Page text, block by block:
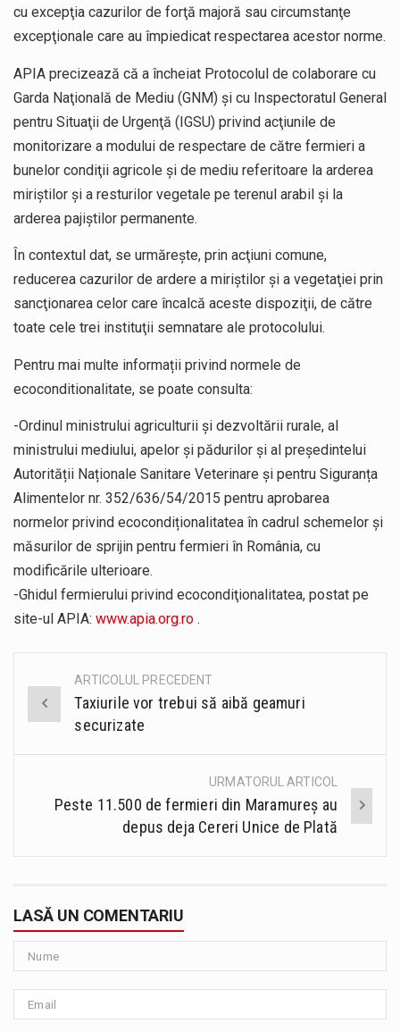
cu excepţia cazurilor de forţă majoră sau circumstanţe
excepţionale care au împiedicat respectarea acestor norme.
APIA precizează că a încheiat Protocolul de colaborare cu
Garda Naţională de Mediu (GNM) şi cu Inspectoratul General
pentru Situaţii de Urgenţă (IGSU) privind acţiunile de
monitorizare a modului de respectare de către fermieri a
bunelor condiţii agricole şi de mediu referitoare la arderea
miriştilor şi a resturilor vegetale pe terenul arabil şi la
arderea pajiştilor permanente.
În contextul dat, se urmăreşte, prin acţiuni comune,
reducerea cazurilor de ardere a miriştilor şi a vegetaţiei prin
sancţionarea celor care încalcă aceste dispoziţii, de către
toate cele trei instituţii semnatare ale protocolului.
Pentru mai multe informații privind normele de
ecoconditionalitate, se poate consulta:
-Ordinul ministrului agriculturii și dezvoltării rurale, al
ministrului mediului, apelor și pădurilor și al președintelui
Autorității Naționale Sanitare Veterinare și pentru Siguranța
Alimentelor nr. 352/636/54/2015 pentru aprobarea
normelor privind ecocondiționalitatea în cadrul schemelor și
măsurilor de sprijin pentru fermieri în România, cu
modificările ulterioare.
-Ghidul fermierului privind ecocondiţionalitatea, postat pe
site-ul APIA: www.apia.org.ro .
Post
navigation
ARTICOLUL PRECEDENT
Taxiurile vor trebui să aibă geamuri
securizate
URMATORUL ARTICOL
Peste 11.500 de fermieri din Maramureș au
depus deja Cereri Unice de Plată
LASĂ UN COMENTARIU